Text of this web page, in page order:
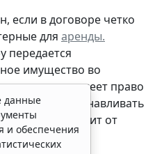
если в договоре четко
для аренды.
передается
имущество во
он имеет право
сервером, устанавливать
и не зависит от
данные
и обеспечения